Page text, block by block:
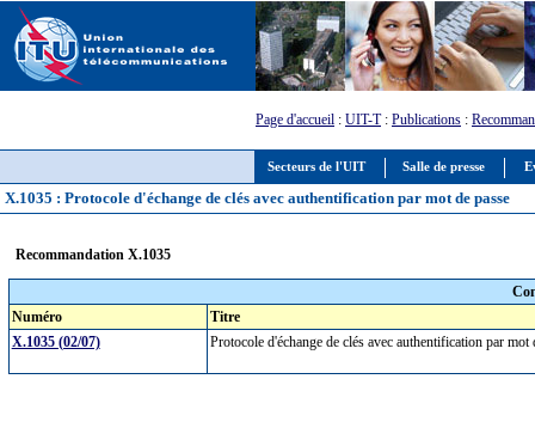
Secteurs de l'UIT Salle de presse
Page d'accueil : UIT-T: Publications :
X.1035 : Protocole d'échange de clés avec authentification par mot de passe
Recommandation X.1035
Numéro
Titre
X.1035 (02/07)
Protocole d'échange de clés avec authentification par